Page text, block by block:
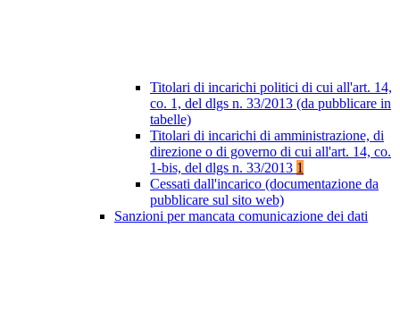
Titolari di incarichi politici di cui all'art. 14,
co. 1, del dlgs n. 33/2013 (da pubblicare in
tabelle)
Titolari di incarichi di amministrazione, di
direzione o di governo di cui all'art. 14, co.
1-bis, del dlgs n. 33/2013 1
Cessati dall'incarico (documentazione da
pubblicare sul sito web)
Sanzioni per mancata comunicazione dei dati